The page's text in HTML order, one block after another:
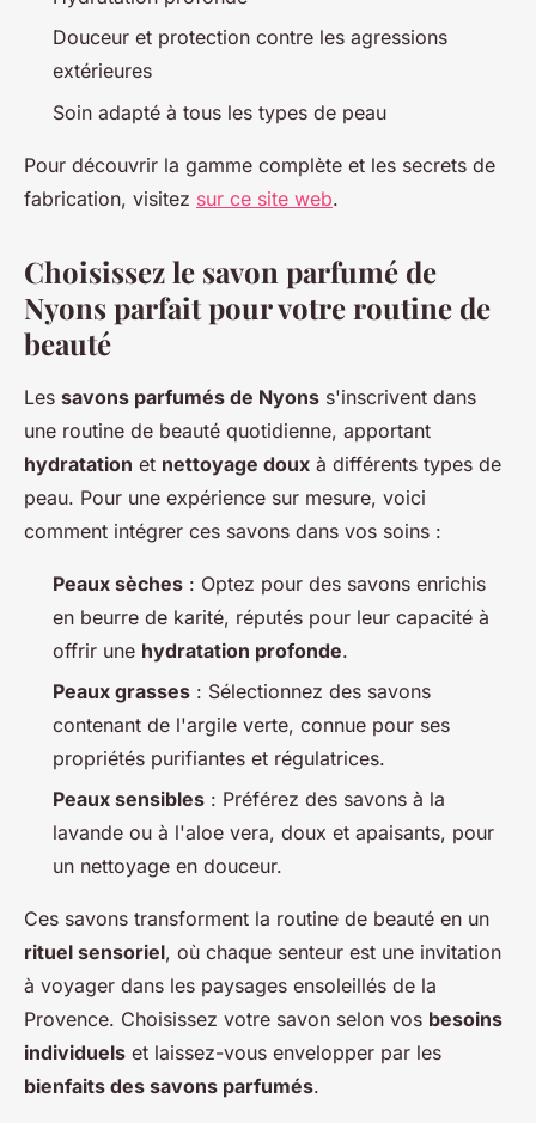
Douceur et protection contre les agressions
extérieures
Soin adapté à tous les types de peau
Pour découvrir la gamme complète et les secrets de
fabrication, visitez sur ce site web.
Choisissez le savon parfumé de
Nyons parfait pour votre routine de
beauté
Les savons parfumés de Nyons s'inscrivent dans
une routine de beauté quotidienne, apportant
hydratation et nettoyage doux à différents types de
peau. Pour une expérience sur mesure, voici
comment intégrer ces savons dans vos soins :
Peaux sèches : Optez pour des savons enrichis
en beurre de karité, réputés pour leur capacité à
offrir une hydratation profonde.
Peaux grasses : Sélectionnez des savons
contenant de l'argile verte, connue pour ses
propriétés purifiantes et régulatrices.
Peaux sensibles : Préférez des savons à la
lavande ou à l'aloe vera, doux et apaisants, pour
un nettoyage en douceur.
Ces savons transforment la routine de beauté en un
rituel sensoriel, où chaque senteur est une invitation
à voyager dans les paysages ensoleillés de la
Provence. Choisissez votre savon selon vos besoins
individuels et laissez-vous envelopper par les
bienfaits des savons parfumés.